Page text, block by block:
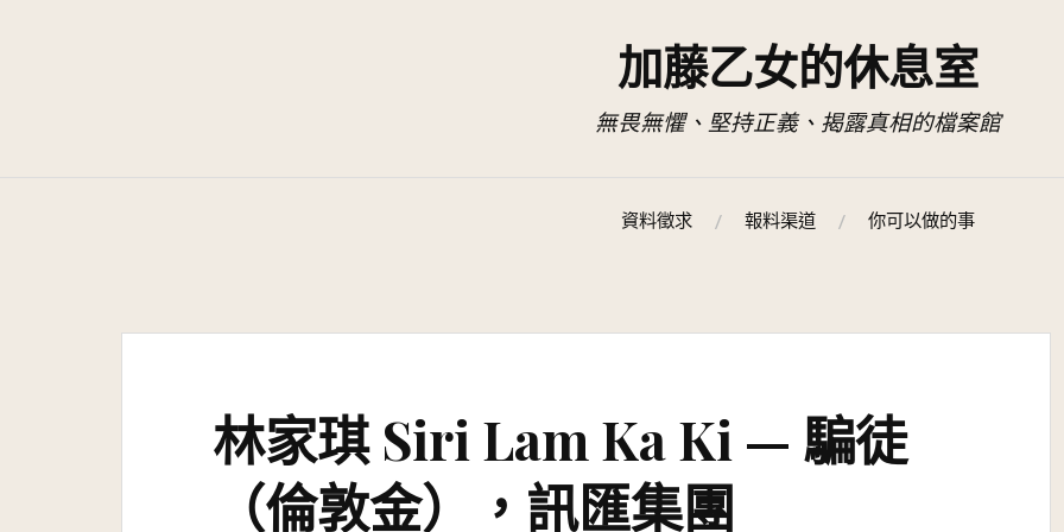
加藤乙女的休息室
無畏無懼、堅持正義、揭露真相的檔案館
資料徵求 報料渠道 你可以做的事
林家琪 Siri Lam Ka Ki — 騙徒
（倫敦金），訊匯集團